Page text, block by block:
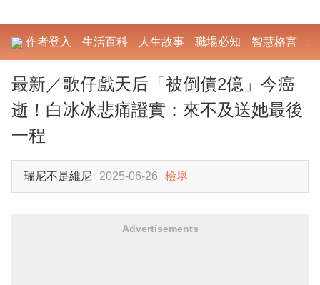
作者登入 生活百科 人生故事 職場必知 智慧格言
最新／歌仔戲天后「被倒債2億」今癌
逝！白冰冰悲痛證實：來不及送她最後
一程
瑞尼不是維尼 2025-06-26 檢舉
Advertisements